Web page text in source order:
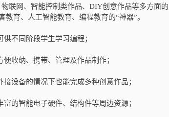
物联网、智能控制类作品、DIY创意作品等多方
教育、人工智能教育、编程教育的“神器”。
不同阶段学生学习编程；
收纳、携带、管理及作品制作；
设备的情况下也能完成多种创意作品；
的智能电子硬件、结构件等周边资源；